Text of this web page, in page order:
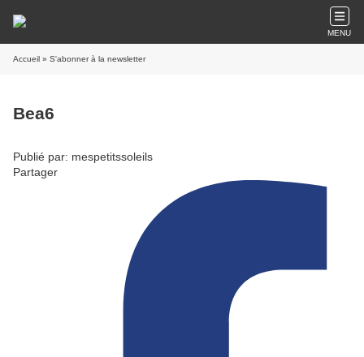
MENU
Accueil » S'abonner à la newsletter
Bea6
Publié par: mespetitssoleils
Partager